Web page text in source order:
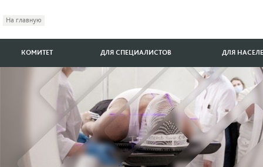
На главную
КОМИТЕТ ДЛЯ СПЕЦИАЛИСТОВ ДЛЯ